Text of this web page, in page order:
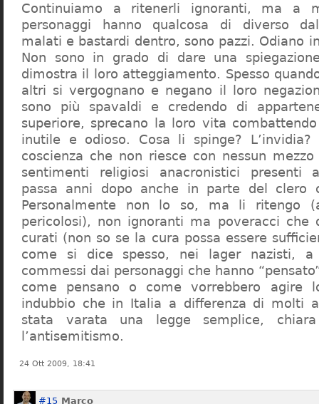
Continuiamo a ritenerli ignoranti, ma a
personaggi hanno qualcosa di diverso
malati e bastardi dentro, sono pazzi. Odiano
Non sono in grado di dare una
dimostra il loro atteggiamento. Spesso
altri si vergognano e negano il loro
sono più spavaldi e credendo di
superiore, sprecano la loro vita
inutile e odioso. Cosa li spinge?
coscienza che non riesce con nessun
sentimenti religiosi anacronistici presenti
passa anni dopo anche in parte del clero
Personalmente non lo so, ma li ritengo
pericolosi), non ignoranti ma poveracci che
curati (non so se la cura possa essere
come si dice spesso, nei lager nazisti,
commessi dai personaggi che hanno
come pensano o come vorrebbero agire
indubbio che in Italia a differenza di molti
stata varata una legge semplice,
l’antisemitismo.
24 Ott 2009, 18:41
#15 Marco